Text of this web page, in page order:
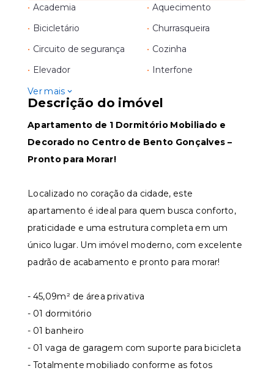
• Academia • Aquecimento
• Bicicletário • Churrasqueira
• Circuito de segurança • Cozinha
• Elevador • Interfone
Ver mais
Descrição do imóvel
Apartamento de 1 Dormitório Mobiliado e
Decorado no Centro de Bento Gonçalves –
Pronto para Morar!
Localizado no coração da cidade, este
apartamento é ideal para quem busca conforto,
praticidade e uma estrutura completa em um
único lugar. Um imóvel moderno, com excelente
padrão de acabamento e pronto para morar!
- 45,09m² de área privativa
- 01 dormitório
- 01 banheiro
- 01 vaga de garagem com suporte para bicicleta
- Totalmente mobiliado conforme as fotos